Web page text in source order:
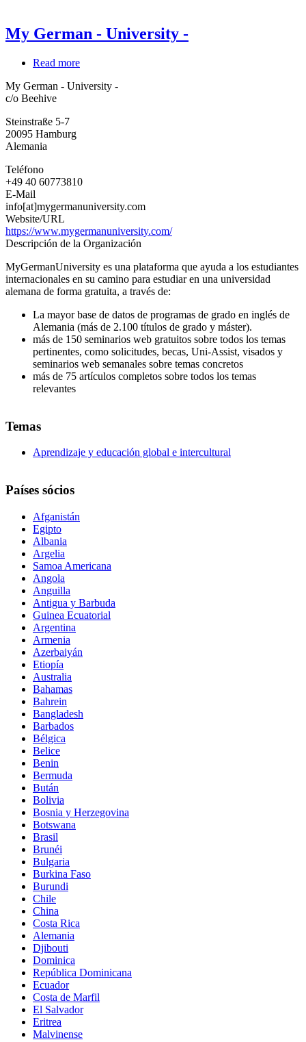
My German - University -
Read more
German
My German - University -
c/o Beehive
Steinstraße 5-7
20095 Hamburg
Alemania
Teléfono
+49 40 60773810
E-Mail
info[at]mygermanuniversity.com
Website/URL
https://www.mygermanuniversity.com/
Descripción de la Organización
MyGermanUniversity es una plataforma que ayuda a los estudiantes
internacionales en su camino para estudiar en una universidad
alemana de forma gratuita, a través de:
La mayor base de datos de programas de grado en inglés de
Alemania (más de 2.100 títulos de grado y máster).
más de 150 seminarios web gratuitos sobre todos los temas
pertinentes, como solicitudes, becas, Uni-Assist, visados y
seminarios web semanales sobre temas concretos
más de 75 artículos completos sobre todos los temas
relevantes
Temas
Aprendizaje y educación global e intercultural
Países sócios
Afganistán
Egipto
Albania
Argelia
Samoa Americana
Angola
Anguilla
Antigua y Barbuda
Guinea Ecuatorial
Argentina
Armenia
Azerbaiyán
Etiopía
Australia
Bahamas
Bahrein
Bangladesh
Barbados
Bélgica
Belice
Benin
Bermuda
Bután
Bolivia
Bosnia y Herzegovina
Botswana
Brasil
Brunéi
Bulgaria
Burkina Faso
Burundi
Chile
China
Costa Rica
Alemania
Djibouti
Dominica
República Dominicana
Ecuador
Costa de Marfil
El Salvador
Eritrea
Malvinense